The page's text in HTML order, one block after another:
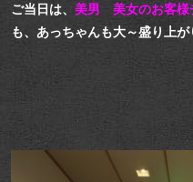
ご当日は、 美男 美女のお客
も、あっちゃんも大～盛り上が